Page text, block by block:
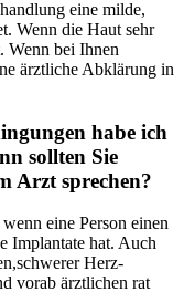
eine milde,
Wenn die Haut⁤ sehr
‍Wenn bei Ihnen
ärztliche Abklärung in
habe ich
sollten Sie
Arzt⁣ sprechen?
eine Person einen
Implantate hat. Auch
Herz-
vorab ärztlichen⁤ rat